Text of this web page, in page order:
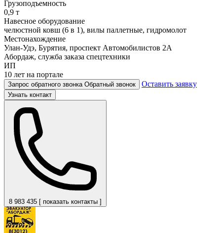
Грузоподъемность
0,9 т
Навесное оборудование
челюстной ковш (6 в 1), вилы паллетные, гидромолот
Местонахождение
Улан-Удэ, Бурятия, проспект Автомобилистов 2А
Абордаж, служба заказа спецтехники
ИП
10 лет на портале
Запрос обратного звонка Обратный звонок Оставить заявку
Узнать контакт
8 983 435 [ показать контакты ]